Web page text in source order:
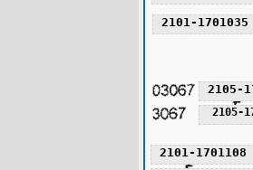
2101-1701035
2101-1701108
2105-
2105-